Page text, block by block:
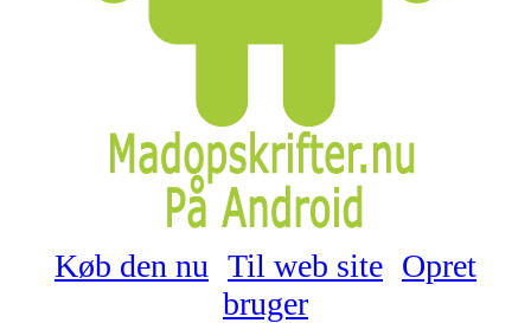
Køb den nu Til web site Opret
bruger